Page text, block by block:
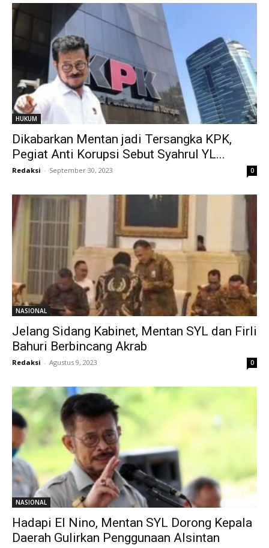
HUKUM
Dikabarkan Mentan jadi Tersangka KPK,
Pegiat Anti Korupsi Sebut Syahrul YL...
Redaksi - September 30, 2023 0
NASIONAL
Jelang Sidang Kabinet, Mentan SYL dan Firli
Bahuri Berbincang Akrab
Redaksi - Agustus 9, 2023 0
NASIONAL
Hadapi El Nino, Mentan SYL Dorong Kepala
Daerah Gulirkan Penggunaan Alsintan